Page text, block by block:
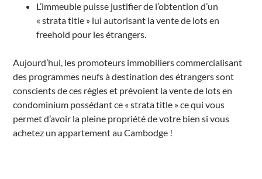
L’immeuble puisse justifier de l’obtention d’un
« strata title » lui autorisant la vente de lots en
freehold pour les étrangers.
Aujourd’hui, les promoteurs immobiliers commercialisant
des programmes neufs à destination des étrangers sont
conscients de ces règles et prévoient la vente de lots en
condominium possédant ce « strata title » ce qui vous
permet d’avoir la pleine propriété de votre bien si vous
achetez un appartement au Cambodge !